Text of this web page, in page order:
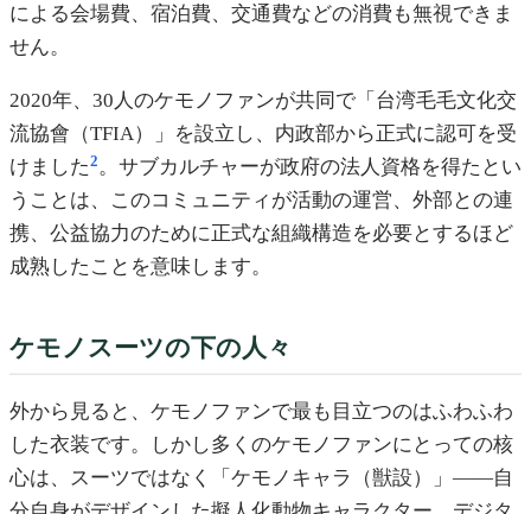
による会場費、宿泊費、交通費などの消費も無視できま
せん。
2020年、30人のケモノファンが共同で「台湾毛毛文化交
流協會（TFIA）」を設立し、内政部から正式に認可を受
けました2。サブカルチャーが政府の法人資格を得たとい
うことは、このコミュニティが活動の運営、外部との連
携、公益協力のために正式な組織構造を必要とするほど
成熟したことを意味します。
ケモノスーツの下の人々
外から見ると、ケモノファンで最も目立つのはふわふわ
した衣装です。しかし多くのケモノファンにとっての核
心は、スーツではなく「ケモノキャラ（獣設）」——自